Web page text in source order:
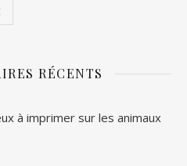
RÉCENTS
à imprimer sur les animaux